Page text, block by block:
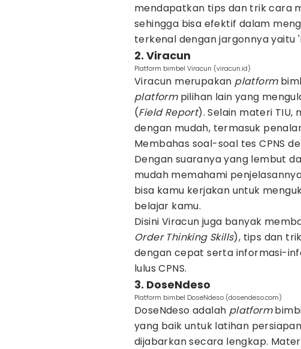
mendapatkan tips dan trik cara
sehingga bisa efektif dalam
terkenal dengan jargonnya yaitu
2. Viracun
Platform bimbel Viracun (viracun.id)
Viracun merupakan platform
platformpilihan lain yang
(Field Report). Selain materi TIU,
dengan mudah, termasuk
Membahas soal-soal tes CPNS
Dengan suaranya yang lembut
mudah memahami
bisa kamu kerjakan untuk
belajar kamu.
Disini Viracun juga banyak
Order Thinking Skills), tips dan
dengan cepat serta informasi-
lulus CPNS.
3. DoseNdeso
Platform bimbel DoseNdeso (dosendeso.com)
DoseNdeso adalah platform
yang baik untuk latihan
dijabarkan secara lengkap.